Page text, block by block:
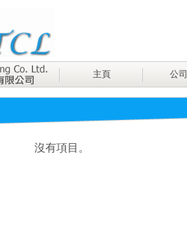
主頁 公
沒有項目。